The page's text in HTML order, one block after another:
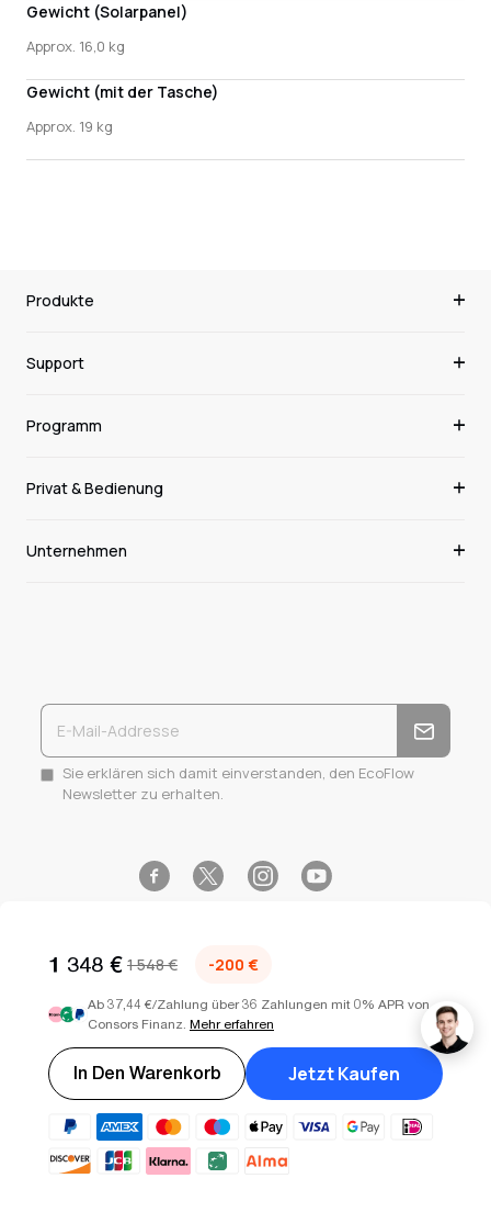
1 348 € 1 548 € -200 €
Ab 37,44 €/Zahlung über 36 Zahlungen mit 0% APR von
Consors Finanz. Mehr erfahren
In Den Warenkorb Jetzt Kaufen
Gewicht (Solarpanel)
Approx. 16,0 kg
Gewicht (mit der Tasche)
Approx. 19 kg
Produkte
Support
Programm
Privat & Bedienung
Unternehmen
Sie erklären sich damit einverstanden, den EcoFlow
Newsletter zu erhalten.
Copyright © 2026EcoFlow DE . Alle Rechte vorbehalten.
Nutzungsbedingungen
Datenschutzerklärung
Sitemap
Cookie-Einstellungen
Select your country or region